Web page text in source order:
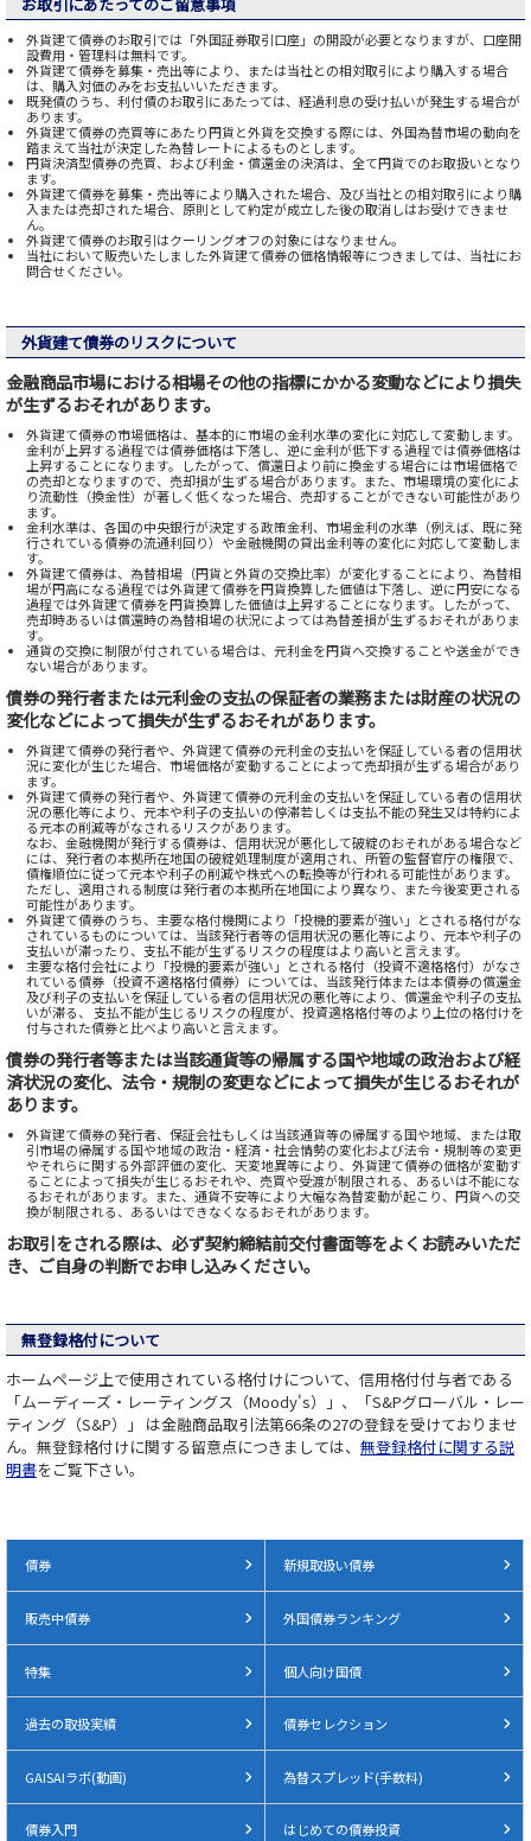
外貨建て債券のお取引では「外国証券取引口座」の開設が必要となりますが、口座開
設費用・管理料は無料です。
外貨建て債券を募集・売出等により、または当社との相対取引により購入する場合
は、購入対価のみをお支払いいただきます。
既発債のうち、利付債のお取引にあたっては、経過利息の受け払いが発生する場合が
あります。
外貨建て債券の売買等にあたり円貨と外貨を交換する際には、外国為替市場の動向を
踏まえて当社が決定した為替レートによるものとします。
円貨決済型債券の売買、および利金・償還金の決済は、全て円貨でのお取扱いとなり
ます。
外貨建て債券を募集・売出等により購入された場合、及び当社との相対取引により購
入または売却された場合、原則として約定が成立した後の取消しはお受けできませ
ん。
外貨建て債券のお取引はクーリングオフの対象にはなりません。
当社において販売いたしました外貨建て債券の価格情報等につきましては、当社にお
問合せください。
外貨建て債券のリスクについて
金融商品市場における相場その他の指標にかかる変動などにより損失
が生ずるおそれがあります。
外貨建て債券の市場価格は、基本的に市場の金利水準の変化に対応して変動します。
金利が上昇する過程では債券価格は下落し、逆に金利が低下する過程では債券価格は
上昇することになります。したがって、償還日より前に換金する場合には市場価格で
の売却となりますので、売却損が生ずる場合があります。また、市場環境の変化によ
り流動性（換金性）が著しく低くなった場合、売却することができない可能性があり
ます。
金利水準は、各国の中央銀行が決定する政策金利、市場金利の水準（例えば、既に発
行されている債券の流通利回り）や金融機関の貸出金利等の変化に対応して変動しま
す。
外貨建て債券は、為替相場（円貨と外貨の交換比率）が変化することにより、為替相
場が円高になる過程では外貨建て債券を円貨換算した価値は下落し、逆に円安になる
過程では外貨建て債券を円貨換算した価値は上昇することになります。したがって、
売却時あるいは償還時の為替相場の状況によっては為替差損が生ずるおそれがありま
す。
通貨の交換に制限が付されている場合は、元利金を円貨へ交換することや送金ができ
ない場合があります。
債券の発行者または元利金の支払の保証者の業務または財産の状況の
変化などによって損失が生ずるおそれがあります。
外貨建て債券の発行者や、外貨建て債券の元利金の支払いを保証している者の信用状
況に変化が生じた場合、市場価格が変動することによって売却損が生ずる場合があり
ます。
外貨建て債券の発行者や、外貨建て債券の元利金の支払いを保証している者の信用状
況の悪化等により、元本や利子の支払いの停滞若しくは支払不能の発生又は特約によ
る元本の削減等がなされるリスクがあります。
なお、金融機関が発行する債券は、信用状況が悪化して破綻のおそれがある場合など
には、発行者の本拠所在地国の破綻処理制度が適用され、所管の監督官庁の権限で、
債権順位に従って元本や利子の削減や株式への転換等が行われる可能性があります。
ただし、適用される制度は発行者の本拠所在地国により異なり、また今後変更される
可能性があります。
外貨建て債券のうち、主要な格付機関により「投機的要素が強い」とされる格付がな
されているものについては、当該発行者等の信用状況の悪化等により、元本や利子の
支払いが滞ったり、支払不能が生ずるリスクの程度はより高いと言えます。
主要な格付会社により「投機的要素が強い」とされる格付（投資不適格格付）がなさ
れている債券（投資不適格格付債券）については、当該発行体または本債券の償還金
及び利子の支払いを保証している者の信用状況の悪化等により、償還金や利子の支払
いが滞る、 支払不能が生じるリスクの程度が、投資適格格付等のより上位の格付けを
付与された債券と比べより高いと言えます。
債券の発行者等または当該通貨等の帰属する国や地域の政治および経
済状況の変化、法令・規制の変更などによって損失が生じるおそれが
あります。
外貨建て債券の発行者、保証会社もしくは当該通貨等の帰属する国や地域、または取
引市場の帰属する国や地域の政治・経済・社会情勢の変化および法令・規制等の変更
やそれらに関する外部評価の変化、天変地異等により、外貨建て債券の価格が変動す
ることによって損失が生じるおそれや、売買や受渡が制限される、あるいは不能にな
るおそれがあります。また、通貨不安等により大幅な為替変動が起こり、円貨への交
換が制限される、あるいはできなくなるおそれがあります。
お取引をされる際は、必ず契約締結前交付書面等をよくお読みいただ
き、ご自身の判断でお申し込みください。
無登録格付について
ホームページ上で使用されている格付けについて、信用格付付与者である
「ムーディーズ・レーティングス（Moody's）」、「S&Pグローバル・レー
ティング（S&P）」 は金融商品取引法第66条の27の登録を受けておりませ
ん。無登録格付けに関する留意点につきましては、 無登録格付に関する説
明書をご覧下さい。
債券 新規取扱い債券
販売中債券 外国債券ランキング
特集 個人向け国債
過去の取扱実績 債券セレクション
GAISAIラボ(動画) 為替スプレッド(手数料)
債券入門 はじめての債券投資